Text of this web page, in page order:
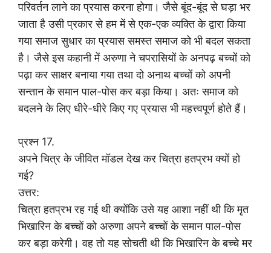
परिवर्तन लाने का प्रयास करना होगा। जैसे बूंद-बूंद से घड़ा भर
जाता है उसी प्रकार से हम में से एक-एक व्यक्ति के द्वारा किया
गया समाज सुधार का प्रयास समस्त समाज को भी बदल सकता
है। जैसे इस कहानी में अरुणा ने चपरासियों के अनपढ़ बच्चों को
पढ़ा कर साक्षर बनाया गया तथा दो अनाथ बच्चों को अपनी
सन्तान के समान पाल-पोस कर बड़ा किया। अतः समाज को
बदलने के लिए धीरे-धीरे किए गए प्रयास भी महत्त्वपूर्ण होते हैं।
प्रश्न 17.
अपने चित्र के जीवित मॉडल देख कर चित्रा हतप्रभ क्यों हो
गई?
उत्तर:
चित्रा हतप्रभ रह गई थी क्योंकि उसे यह आशा नहीं थी कि मृत
भिखारिन के बच्चों को अरुणा अपने बच्चों के समान पाल-पोस
कर बड़ा करेगी। वह तो यह सोचती थी कि भिखारिन के बच्चे मर